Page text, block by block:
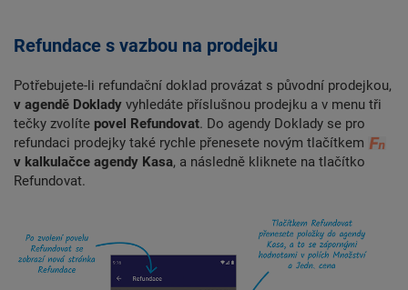
Refundace s vazbou na prodejku
Potřebujete-li refundační doklad provázat s původní prodejkou,
v agendě Doklady vyhledáte příslušnou prodejku a v menu tři
tečky zvolíte povel Refundovat. Do agendy Doklady se pro
refundaci prodejky také rychle přenesete novým tlačítkem
v kalkulačce agendy Kasa, a následně kliknete na tlačítko
Refundovat.